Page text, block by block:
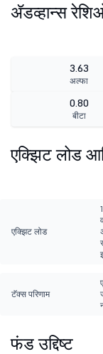
ॲडव्हान्स
3.63
अल्फा
0.80
बीटा
एक्झिट लोड
एक्झिट लोड
टॅक्स परिणाम
फंड उद्दिष्ट